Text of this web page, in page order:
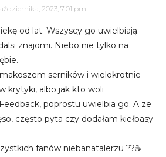
2023, 7:01 pm
od lat. Wszyscy go uwielbiają.
znajomi. Niebo nie tylko na
serników i wielokrotnie
krytyki, albo jak kto woli
poprostu uwielbia go. A ze
często pyta czy dodałam kiełbasy
fanów niebanatalerzu ??☕️